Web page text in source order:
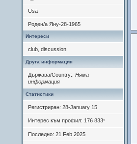
Usa
Роден/а Яну-28-1965
Интереси
club, discussion
Друга информация
Държава/Country::Няма
информация
Статистики
Регистриран: 28-January 15
Интерес към профил: 176 833*
Последно: 21 Feb 2025